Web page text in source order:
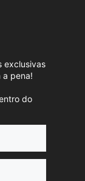
exclusivas
a pena!
do